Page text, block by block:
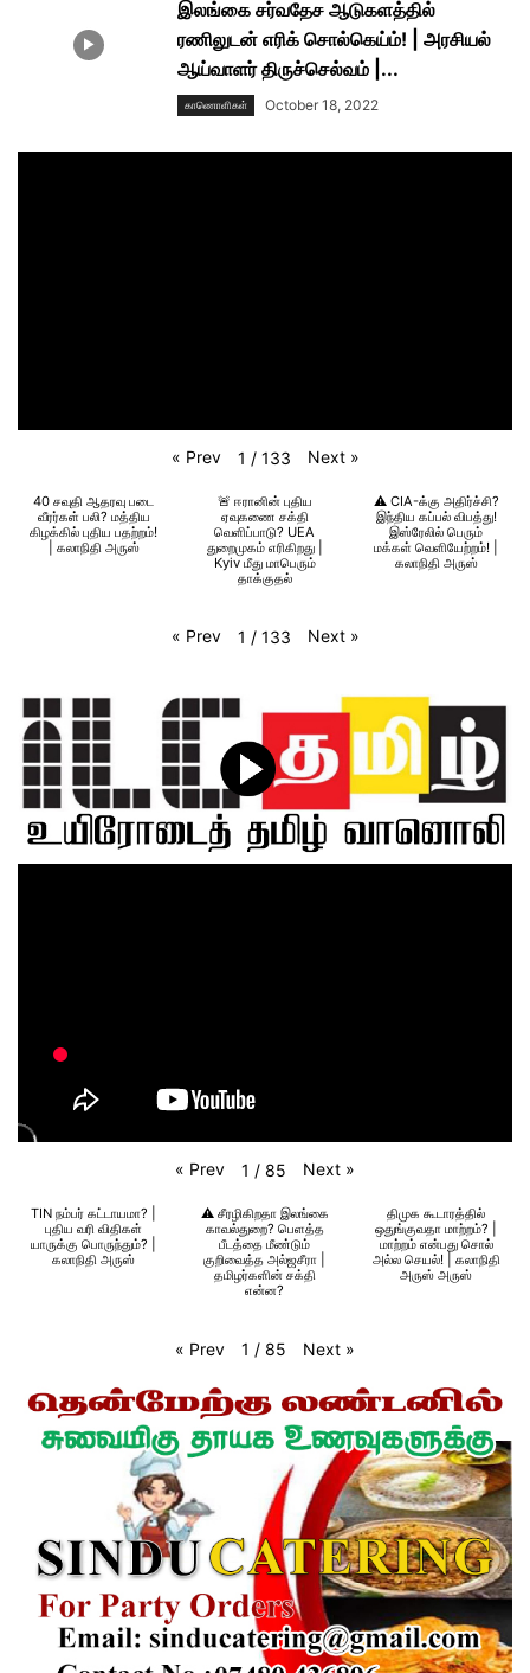
இலங்கை சர்வதேச ஆடுகளத்தில்
ரணிலுடன் எரிக் சொல்கெய்ம்! | அரசியல்
ஆய்வாளர் திருச்செல்வம் |...
காணாெளிகள் October 18, 2022
« Prev 1 / 133 Next »
40 சவுதி ஆதரவு படை
வீரர்கள் பலி? மத்திய
கிழக்கில் புதிய பதற்றம்!
| கலாநிதி அருஸ்
🚨 ஈரானின் புதிய
ஏவுகணை சக்தி
வெளிப்பாடு? UEA
துறைமுகம் எரிகிறது |
Kyiv மீது மாபெரும்
தாக்குதல்
⚠️ CIA-க்கு அதிர்ச்சி?
இந்திய கப்பல் விபத்து!
இஸ்ரேலில் பெரும்
மக்கள் வெளியேற்றம்! |
கலாநிதி அருஸ்
« Prev 1 / 133 Next »
« Prev 1 / 85 Next »
TIN நம்பர் கட்டாயமா? |
புதிய வரி விதிகள்
யாருக்கு பொருந்தும்? |
கலாநிதி அருஸ்
⚠️ சீரழிகிறதா இலங்கை
காவல்துறை? பெளத்த
பீடத்தை மீண்டும்
குறிவைத்த அல்ஜசீரா |
தமிழர்களின் சக்தி
என்ன?
திமுக கூடாரத்தில்
ஒதுங்குவதா மாற்றம்? |
மாற்றம் என்பது சொல்
அல்ல செயல்! | கலாநிதி
அருஸ் அருஸ்
« Prev 1 / 85 Next »